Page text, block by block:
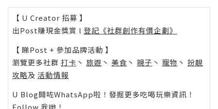
【 U Creator 招募 】
出Post賺現金獎賞 l 登記《社群創作有價企劃》
【 睇Post + 參加品牌活動 】
瀏覽更多社群 打卡 丶 旅遊 丶 美食 丶 親子 丶 寵物 丶 扮靚
攻略及 活動情報
U Blog開咗WhatsApp啦！發掘更多吃喝玩樂資訊！
Follow 我哋 ！